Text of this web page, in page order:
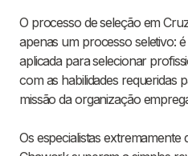
O processo de seleção em
apenas um processo seletivo:
aplicada para selecionar
com as habilidades requeridas
missão da organização
Os especialistas extremamente